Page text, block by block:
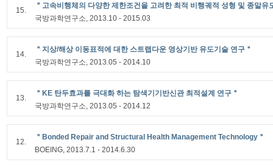
15.
＂고속비행체의 다양한 제한조건을 고려한 최적 비행궤적 성형 및 종말유
국방과학연구소, 2013.10 - 2015.03
14.
＂지상/해상 이동표적에 대한 스트랩다운 영상기반 유도기술 연구＂
국방과학연구소, 2013.05 - 2014.10
13.
＂KE 탄두효과를 극대화 하는 탐색기기반신관 최적설계 연구＂
국방과학연구소, 2013.05 - 2014.12
12.
＂Bonded Repair and Structural Health Management Technology＂
BOEING, 2013.7.1 - 2014.6.30